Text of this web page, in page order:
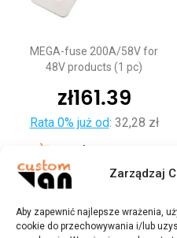
Zarządzaj
Aby zapewnić najlepsze wrażenia,
cookie do przechowywania i/lub
MEGA-fuse 200A/58V for
48V products (1 pc)
zł161.39
Rata 0% już od: 32,28 zł